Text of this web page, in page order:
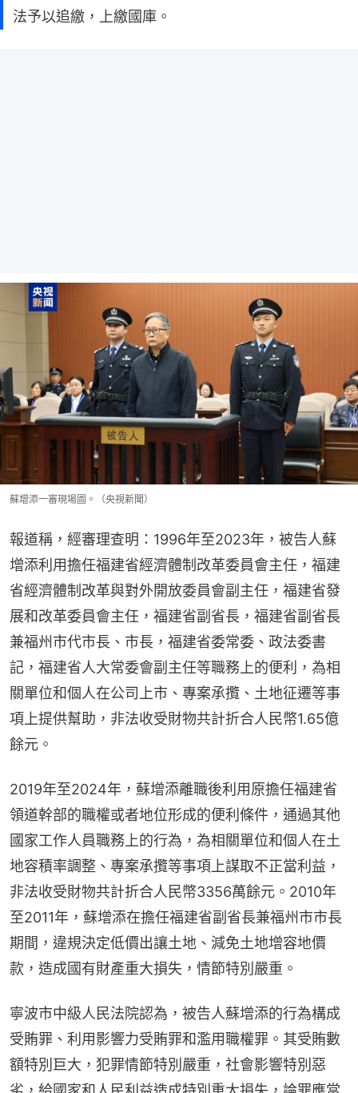
法予以追繳，上繳國庫。
蘇增添一審現場圖。（央視新聞）
報道稱，經審理查明：1996年至2023年，被告人蘇
增添利用擔任福建省經濟體制改革委員會主任，福建
省經濟體制改革與對外開放委員會副主任，福建省發
展和改革委員會主任，福建省副省長，福建省副省長
兼福州市代市長、市長，福建省委常委、政法委書
記，福建省人大常委會副主任等職務上的便利，為相
關單位和個人在公司上市、專案承攬、土地征遷等事
項上提供幫助，非法收受財物共計折合人民幣1.65億
餘元。
2019年至2024年，蘇增添離職後利用原擔任福建省
領道幹部的職權或者地位形成的便利條件，通過其他
國家工作人員職務上的行為，為相關單位和個人在土
地容積率調整、專案承攬等事項上謀取不正當利益，
非法收受財物共計折合人民幣3356萬餘元。2010年
至2011年，蘇增添在擔任福建省副省長兼福州市市長
期間，違規決定低價出讓土地、減免土地增容地價
款，造成國有財產重大損失，情節特別嚴重。
寧波市中級人民法院認為，被告人蘇增添的行為構成
受賄罪、利用影響力受賄罪和濫用職權罪。其受賄數
額特別巨大，犯罪情節特別嚴重，社會影響特別惡